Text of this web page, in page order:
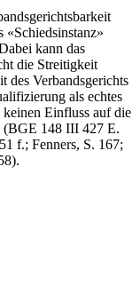
«Schiedsinstanz»
kann das
die Streitigkeit
des Verbandsgerichts
als echtes
keinen Einfluss auf die
(BGE 148 III 427 E.
f.; Fenners, S. 167;